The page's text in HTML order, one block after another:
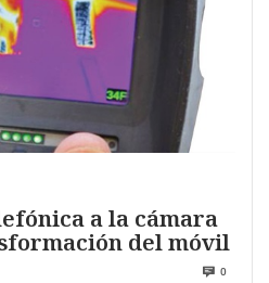
a la cámara
del móvil
0